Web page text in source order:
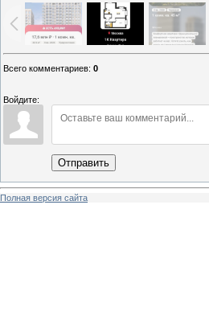
Всего комментариев: 0
Войдите:
Отправить
Полная версия сайта